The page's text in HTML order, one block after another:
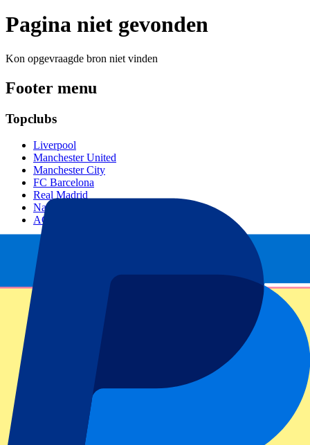
Pagina niet gevonden
Kon opgevraagde bron niet vinden
Footer menu
Topclubs
Liverpool
Manchester United
Manchester City
FC Barcelona
Real Madrid
Napoli
AC Milan
Populaire events
GP Spanje
Alle sporten